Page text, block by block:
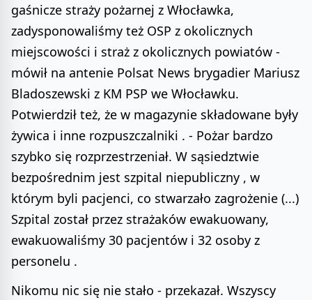
gaśnicze straży pożarnej z Włocławka,
zadysponowaliśmy też OSP z okolicznych
miejscowości i straż z okolicznych powiatów -
mówił na antenie Polsat News brygadier Mariusz
Bladoszewski z KM PSP we Włocławku.
Potwierdził też, że w magazynie składowane były
żywica i inne rozpuszczalniki . - Pożar bardzo
szybko się rozprzestrzeniał. W sąsiedztwie
bezpośrednim jest szpital niepubliczny , w
którym byli pacjenci, co stwarzało zagrożenie (...)
Szpital został przez strażaków ewakuowany,
ewakuowaliśmy 30 pacjentów i 32 osoby z
personelu .
Nikomu nic się nie stało - przekazał. Wszyscy